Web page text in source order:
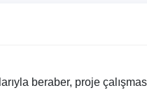
beraber, proje